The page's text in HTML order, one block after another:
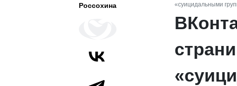
Россохина
«суицидальными